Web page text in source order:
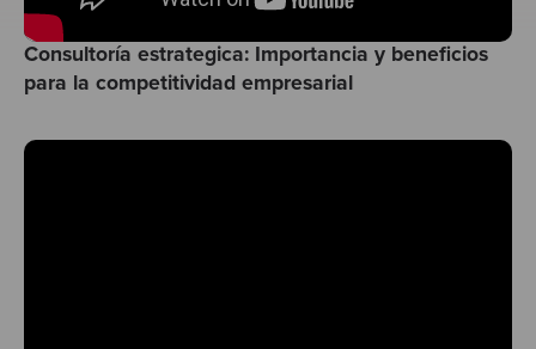
Consultoría estrategica: Importancia y beneficios
para la competitividad empresarial